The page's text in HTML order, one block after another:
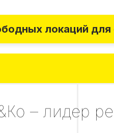
локаций
– лидер